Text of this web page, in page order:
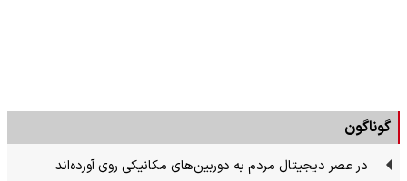
گوناگون
در عصر دیجیتال مردم به دوربین‌های مکانیکی روی آورده‌اند